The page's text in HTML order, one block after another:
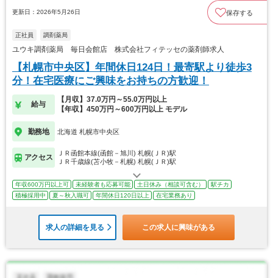
更新日：2026年5月26日 保存する
正社員 調剤薬局
ユウキ調剤薬局 毎日会館店 株式会社フィテッセの薬剤師求人
【札幌市中央区】年間休日124日！最寄駅より徒歩3
分！在宅医療にご興味をお持ちの方歓迎！
給与
【月収】37.0万円～55.0万円以上
【年収】450万円～600万円以上 モデル
勤務地 北海道 札幌市中央区
アクセス
ＪＲ函館本線(函館－旭川) 札幌(ＪＲ)駅
ＪＲ千歳線(苫小牧－札幌) 札幌(ＪＲ)駅
年収600万円以上可 未経験者も応募可能 土日休み（相談可含む）
駅チカ
積極採用中
夏～秋入職可 年間休日120日以上 在宅業務あり
求人の詳細を見る この求人に興味がある